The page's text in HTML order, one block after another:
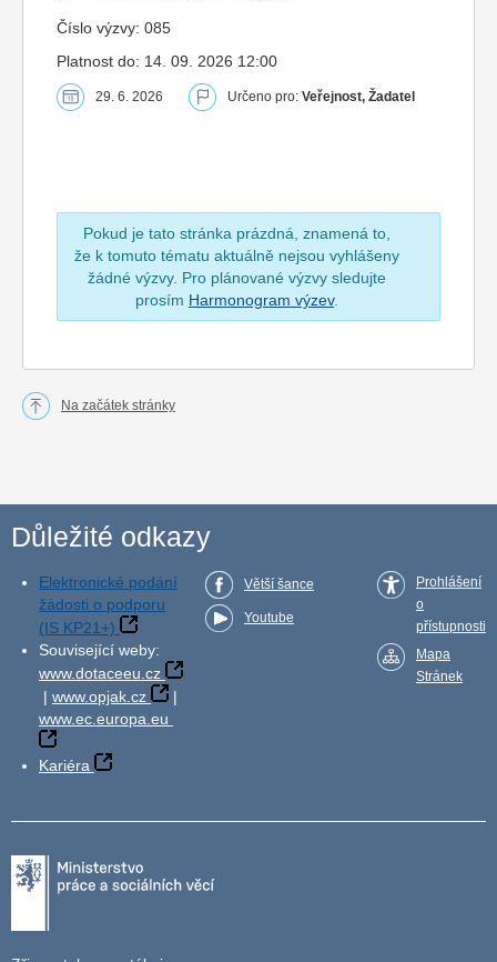
Číslo výzvy: 085
Platnost do: 14. 09. 2026 12:00
29. 6. 2026 Určeno pro: Veřejnost, Žadatel
Pokud je tato stránka prázdná, znamená to,
že k tomuto tématu aktuálně nejsou vyhlášeny
žádné výzvy. Pro plánované výzvy sledujte
prosím Harmonogram výzev.
Na začátek stránky
Důležité odkazy
Elektronické podání
žádosti o podporu
(IS KP21+)
Související weby:
www.dotaceeu.cz
| www.opjak.cz
|
www.ec.europa.eu
Kariéra
Větší šance
Youtube
Prohlášení
o
přístupnosti
Mapa
Stránek